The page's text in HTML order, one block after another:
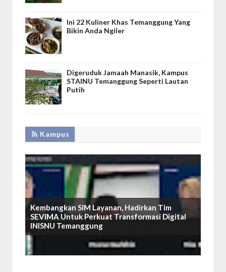
Ini 22 Kuliner Khas Temanggung Yang
Bikin Anda Ngiler
Digeruduk Jamaah Manasik, Kampus
STAINU Temanggung Seperti Lautan
Putih
Kampus
Kembangkan SIM Layanan, Hadirkan Tim
SEVIMA Untuk Perkuat Transformasi Digital
INISNU Temanggung